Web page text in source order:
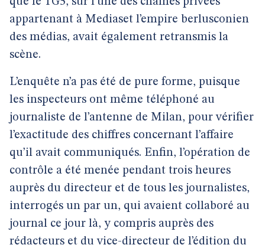
appartenant à Mediaset l’empire berlusconien
des médias, avait également retransmis la
scène.
L’enquête n’a pas été de pure forme, puisque
les inspecteurs ont même téléphoné au
journaliste de l’antenne de Milan, pour vérifier
l’exactitude des chiffres concernant l’affaire
qu’il avait communiqués. Enfin, l’opération de
contrôle a été menée pendant trois heures
auprès du directeur et de tous les journalistes,
interrogés un par un, qui avaient collaboré au
journal ce jour là, y compris auprès des
rédacteurs et du vice-directeur de l’édition du